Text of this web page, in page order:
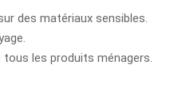
des matériaux sensibles.
les produits ménagers.